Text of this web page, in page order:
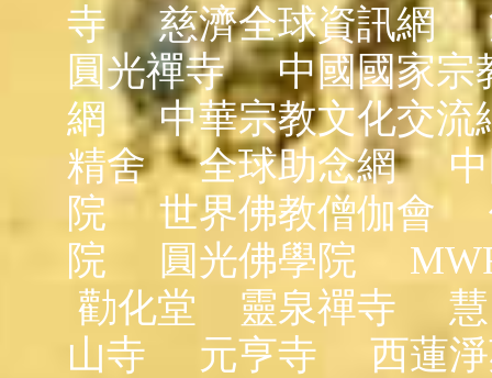
寺
慈濟全球資訊網
圓光禪寺
中國國家宗
網
中華宗教文化交流
精舍
全球助念網
院
世界佛教僧伽會
院
圓光佛學院
勸化堂
靈泉禪寺
山寺
元亨寺
西蓮